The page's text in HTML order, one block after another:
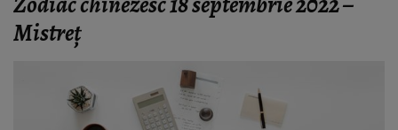
Mistreţ